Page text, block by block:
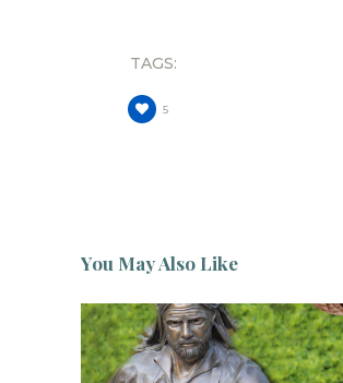
TAGS:
5
You May Also Like